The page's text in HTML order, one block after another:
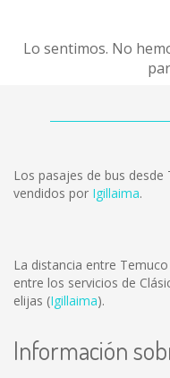
Lo sentimos. No
Los pasajes de bus
vendidos por Igillaima.
La distancia entre
entre los servicios de
elijas (Igillaima).
Información